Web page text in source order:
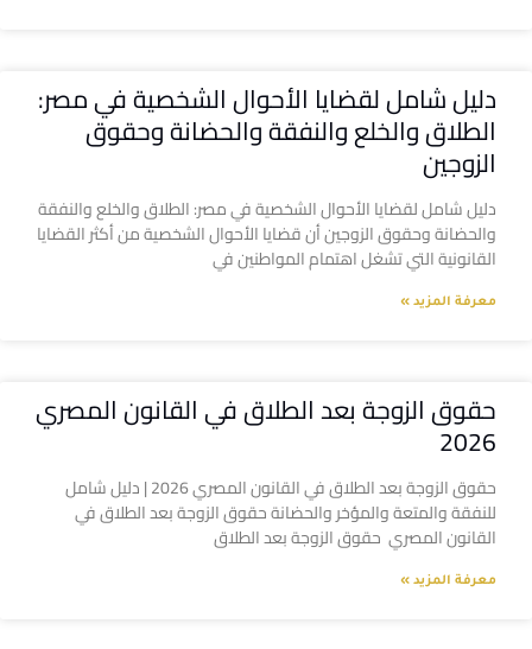
دليل شامل لقضايا الأحوال الشخصية في مصر:
الطلاق والخلع والنفقة والحضانة وحقوق
الزوجين
دليل شامل لقضايا الأحوال الشخصية في مصر: الطلاق والخلع والنفقة
والحضانة وحقوق الزوجين أن قضايا الأحوال الشخصية من أكثر القضايا
القانونية التي تشغل اهتمام المواطنين في
معرفة المزيد »
حقوق الزوجة بعد الطلاق في القانون المصري
2026
حقوق الزوجة بعد الطلاق في القانون المصري 2026 | دليل شامل
للنفقة والمتعة والمؤخر والحضانة حقوق الزوجة بعد الطلاق في
القانون المصري حقوق الزوجة بعد الطلاق
معرفة المزيد »